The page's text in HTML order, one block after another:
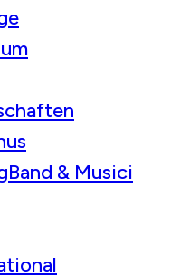
& Musici